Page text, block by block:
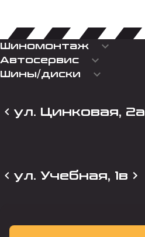
Шиномонтаж keyboard_arrow_down
Автосервис keyboard_arrow_down
Шины/диски keyboard_arrow_down
ул. Цинковая, 2а
ул. Учебная, 1в